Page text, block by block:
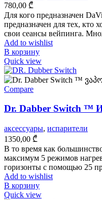
780,00 ₾
Для кого предназначен
предназначен для тех, кто
свои сеансы вейпинга.
Add to wishlist
В корзину
Quick view
Compare
Dr. Dabber Switch ™
аксессуары, испарители
1350,00 ₾
В то время как
максимум 5 режимов
горизонты с помощью 25
Add to wishlist
В корзину
Quick view